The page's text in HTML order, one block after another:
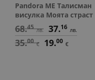
Pandora ME Талисман
висулка Моята страст
68.45 лв. 37.16 лв.
35.00 € 19.00 €